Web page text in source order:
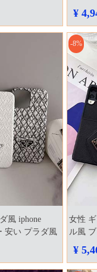
14 プロ
プロ 韓国 販売
¥
風 iphone
安い プラダ風
ラダ風 iphone
愛い 店舗 イタ
-8%
女性
ル風
¥